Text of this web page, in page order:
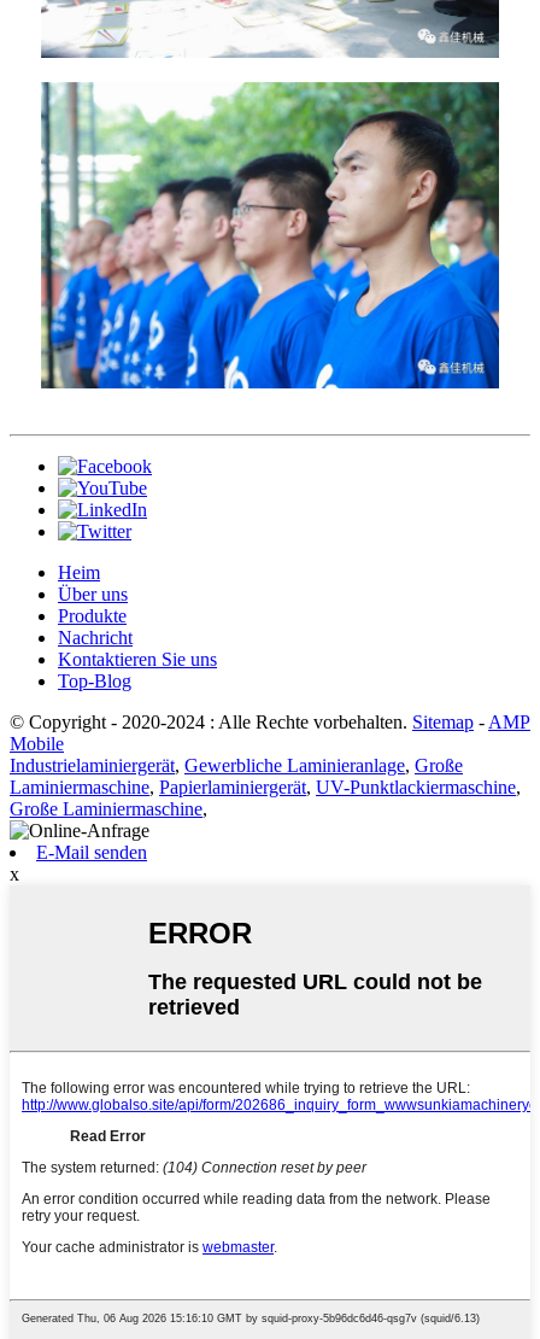
Heim
Über uns
Produkte
Nachricht
Kontaktieren Sie uns
Top-Blog
© Copyright - 2020-2024 : Alle Rechte vorbehalten. Sitemap - AMP
Mobile
Industrielaminiergerät, Gewerbliche Laminieranlage, Große
Laminiermaschine, Papierlaminiergerät, UV-Punktlackiermaschine,
Große Laminiermaschine,
E-Mail senden
x